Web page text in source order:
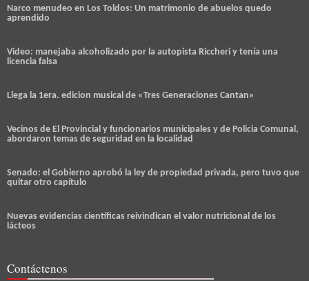
Narco menudeo en Los Toldos: Un matrimonio de abuelos quedo
aprendido
Video: manejaba alcoholizado por la autopista Riccheri y tenía una
licencia falsa
Llega la 1era. edicion musical de «Tres Generaciones Cantan»
Vecinos de El Provincial y funcionarios municipales y de Policia Comunal,
abordaron temas de seguridad en la localidad
Senado: el Gobierno aprobó la ley de propiedad privada, pero tuvo que
quitar otro capítulo
Nuevas evidencias científicas reivindican el valor nutricional de los
lácteos
Contáctenos